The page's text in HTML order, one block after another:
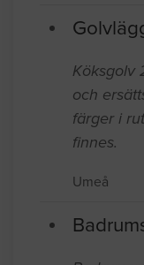
Köksgolv
och
färger i
finnes.
Umeå